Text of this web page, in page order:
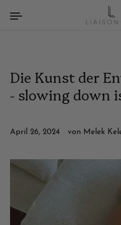
Die Kunst der
- slowing down
April 26, 2024 von Melek